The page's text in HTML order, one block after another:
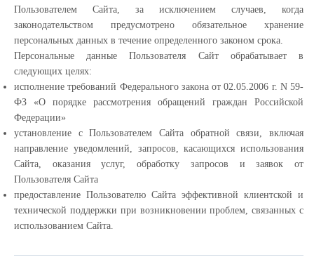
Пользователем Сайта, за исключением случаев, когда
законодательством предусмотрено обязательное хранение
персональных данных в течение определенного законом срока.
Персональные данные Пользователя Сайт обрабатывает в
следующих целях:
исполнение требований Федерального закона от 02.05.2006 г. N 59-
ФЗ «О порядке рассмотрения обращений граждан Российской
Федерации»
установление с Пользователем Сайта обратной связи, включая
направление уведомлений, запросов, касающихся использования
Сайта, оказания услуг, обработку запросов и заявок от
Пользователя Сайта
предоставление Пользователю Сайта эффективной клиентской и
технической поддержки при возникновении проблем, связанных с
использованием Сайта.